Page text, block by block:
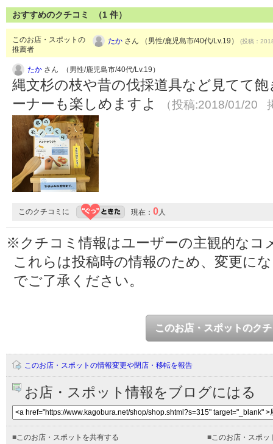
おすすめのクチコミ （1 件）
このお店・スポットの
推薦者
たか さん （男性/鹿児島市/40代/Lv.19） (投稿：
たか さん （男性/鹿児島市/40代/Lv.19）
縄文杉の枝や昔の伐採道具など見てて
ーナーも楽しめますよ
（投稿:2018/01/20
このクチコミに 現在： 0人
※クチコミ情報はユーザーの主観的なコ
これらは投稿時の情報のため、変更に
でご了承ください。
このお店・スポットのク
このお店・スポットの情報変更や閉店・移転を報告
お店・スポット情報をブログにはる
■このお店・スポットを共有する ■このお店・スポッ